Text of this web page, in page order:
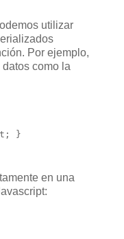
utilizar
Por ejemplo,
como la
}
en una